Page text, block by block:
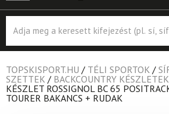
search
TOPSKISPORT.HU / TÉLI SPORTOK /
SZETTEK / BACKCOUNTRY KÉSZLETEK
KÉSZLET ROSSIGNOL BC 65
TOURER BAKANCS + RUDAK